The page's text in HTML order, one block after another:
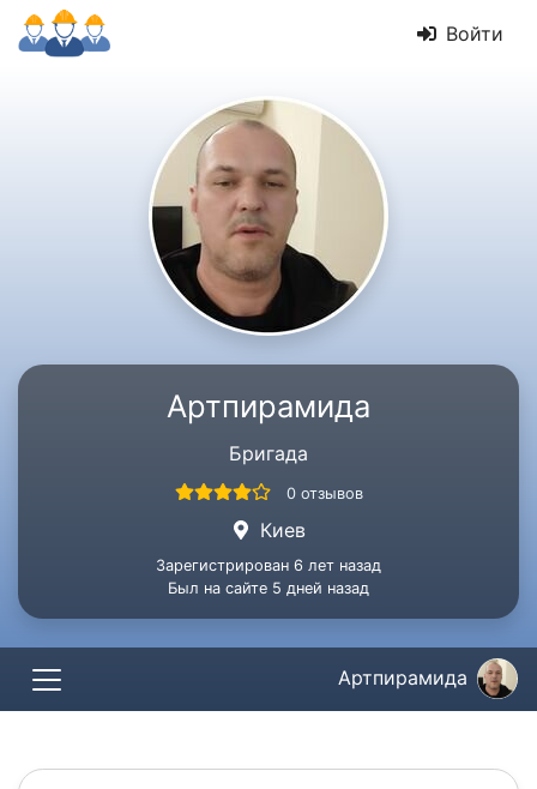
Войти
Артпирамида
Бригада
0 отзывов
Киев
Зарегистрирован 6 лет назад
Был на сайте 5 дней назад
Артпирамида